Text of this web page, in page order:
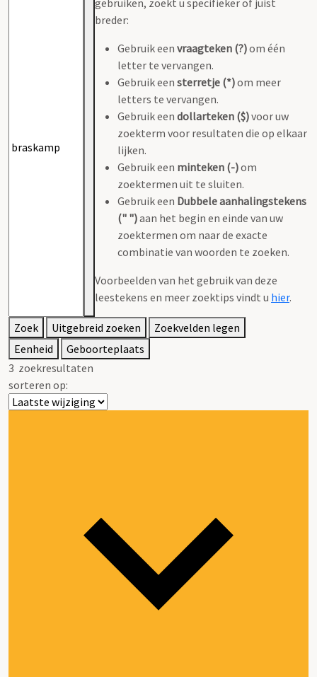
breder:
Gebruik een vraagteken (?)om één
letter te vervangen.
Gebruik een sterretje (*)om meer
letters te vervangen.
Gebruik een dollarteken ($)voor uw
zoekterm voor resultaten die op elkaar
lijken.
Gebruik een minteken (-)om
zoektermen uit te sluiten.
Gebruik een Dubbele aanhalingstekens
(" ")aan het begin en einde van uw
zoektermen om naar de exacte
combinatie van woorden te zoeken.
Voorbeelden van het gebruik van deze
leestekens en meer zoektips vindt u hier.
Zoek Uitgebreid zoeken
Zoekvelden legen
Eenheid
Geboorteplaats
3 zoekresultaten
sorteren op: